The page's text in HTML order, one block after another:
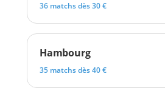
36 matchs dès 30 €
Hambourg
35 matchs dès 40 €